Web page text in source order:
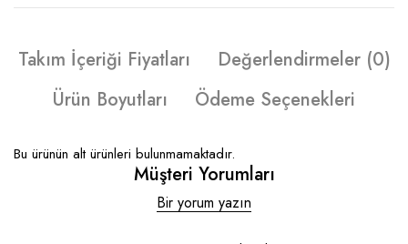
Takım İçeriği Fiyatları
Değerlendirmeler (0)
Ürün Boyutları
Ödeme Seçenekleri
Bu ürünün alt ürünleri bulunmamaktadır.
Müşteri Yorumları
Bir yorum yazın